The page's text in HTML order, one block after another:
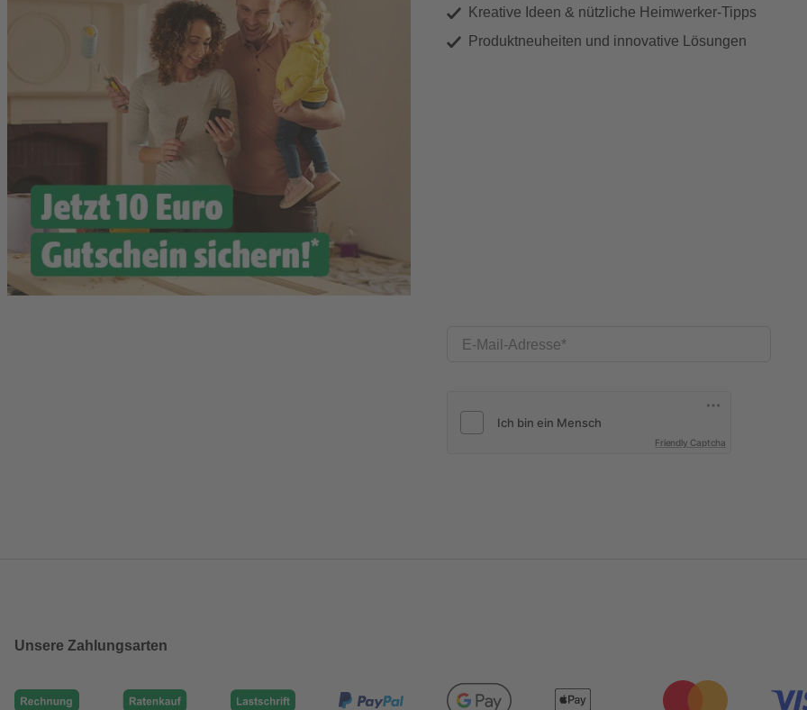
Kreative Ideen & nützliche Heimwerker-Tipps
Produktneuheiten und innovative Lösungen
E-Mail-Adresse
Friendly Captcha
Unsere Zahlungsarten